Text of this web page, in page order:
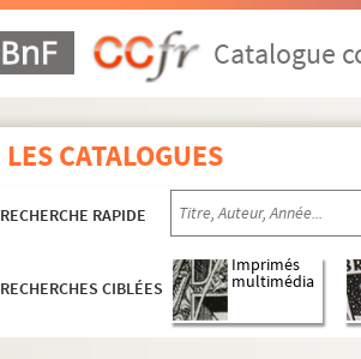
Catalogue
LES CATALOGUES
RECHERCHE RAPIDE
RECHERCHES CIBLÉES
Imprimés
multimédia